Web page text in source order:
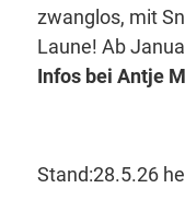
zwanglos, mit
Laune! Ab
Infos bei Antje
Stand:28.5.26 he